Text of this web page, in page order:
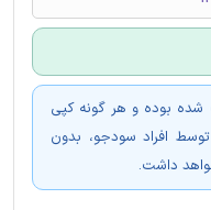
شده بوده و هر گونه کپی
توسط افراد سودجو، بدون
داشت.